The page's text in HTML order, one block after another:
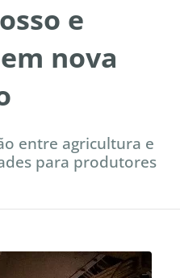
e
nova
entre agricultura e
para produtores